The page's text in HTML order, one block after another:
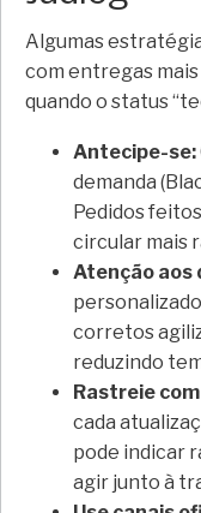
Algumas
com entregas
quando o status
Antecipe-se:
demanda
Pedidos
circular mais
Atenção aos
corretos
reduzindo
Rastreie
cada
pode indicar
agir junto à